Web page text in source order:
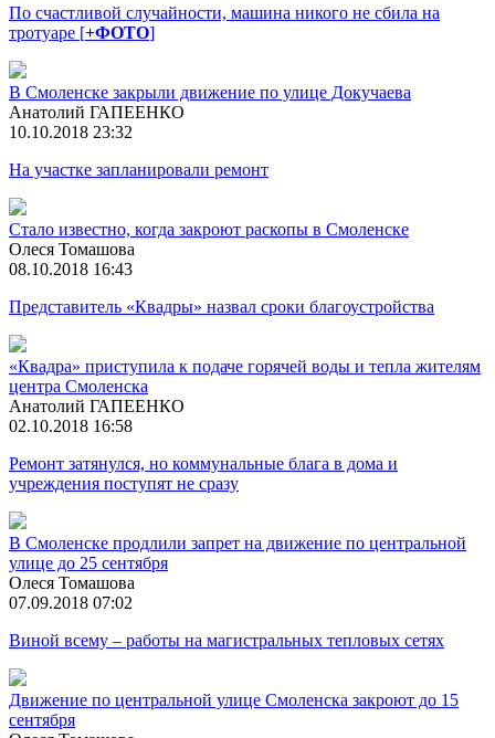
По счастливой случайности, машина никого не сбила на
тротуаре [+ФОТО]
В Смоленске закрыли движение по улице Докучаева
Анатолий ГАПЕЕНКО
10.10.2018 23:32
На участке запланировали ремонт
Стало известно, когда закроют раскопы в Смоленске
Олеся Томашова
08.10.2018 16:43
Представитель «Квадры» назвал сроки благоустройства
«Квадра» приступила к подаче горячей воды и тепла жителям
центра Смоленска
Анатолий ГАПЕЕНКО
02.10.2018 16:58
Ремонт затянулся, но коммунальные блага в дома и
учреждения поступят не сразу
В Смоленске продлили запрет на движение по центральной
улице до 25 сентября
Олеся Томашова
07.09.2018 07:02
Виной всему – работы на магистральных тепловых сетях
Движение по центральной улице Смоленска закроют до 15
сентября